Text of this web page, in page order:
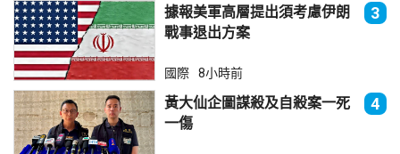
據報美軍高層提出須考慮伊朗
戰事退出方案
3
國際 8小時前
黃大仙企圖謀殺及自殺案一死
一傷
4